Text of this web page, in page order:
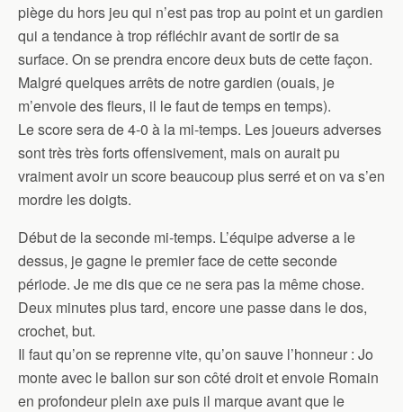
piège du hors jeu qui n’est pas trop au point et un gardien
qui a tendance à trop réfléchir avant de sortir de sa
surface. On se prendra encore deux buts de cette façon.
Malgré quelques arrêts de notre gardien (ouais, je
m’envoie des fleurs, il le faut de temps en temps).
Le score sera de 4-0 à la mi-temps. Les joueurs adverses
sont très très forts offensivement, mais on aurait pu
vraiment avoir un score beaucoup plus serré et on va s’en
mordre les doigts.
Début de la seconde mi-temps. L’équipe adverse a le
dessus, je gagne le premier face de cette seconde
période. Je me dis que ce ne sera pas la même chose.
Deux minutes plus tard, encore une passe dans le dos,
crochet, but.
Il faut qu’on se reprenne vite, qu’on sauve l’honneur : Jo
monte avec le ballon sur son côté droit et envoie Romain
en profondeur plein axe puis il marque avant que le